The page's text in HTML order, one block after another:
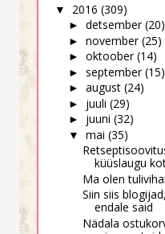
▼ 2016 (309)
► detsember (20)
► november (25)
► oktoober (14)
► september (15)
► august (24)
► juuli (29)
► juuni (32)
▼ mai (35)
küüslaugu
Ma olen
Siin siis
endale said
Nädala